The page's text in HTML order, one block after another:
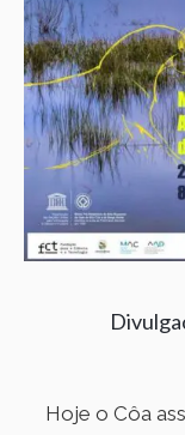
Hoje o Côa